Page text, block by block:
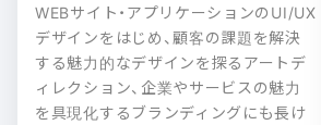
WEBサイト・アプリケーションのUI/UX
デザインをはじめ、顧客の課題を解決
する魅力的なデザインを探るアートデ
ィレクション、企業やサービスの魅力
を具現化するブランディングにも長け